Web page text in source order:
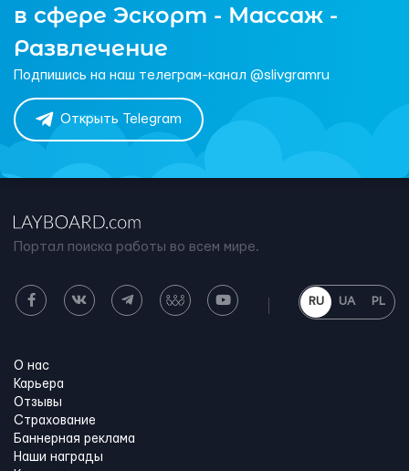
в сфере Эскорт - Массаж -
Развлечение
Подпишись на наш телеграм-канал @slivgramru
Открыть Telegram
Портал поиска работы во всем мире.
RU UA PL
О нас
Карьера
Отзывы
Страхование
Баннерная реклама
Наши награды